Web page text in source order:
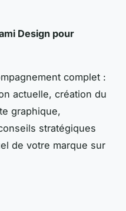
Design pour
complet :
actuelle, création du
graphique,
stratégiques
de votre marque sur